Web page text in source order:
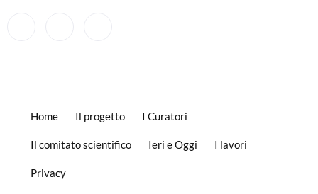
Home Il progetto I Curatori
Il comitato scientifico Ieri e Oggi I lavori
Privacy